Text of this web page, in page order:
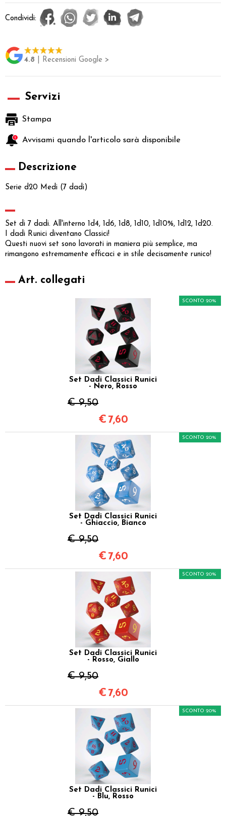
Condividi:
4.8 | Recensioni Google >
Servizi
Stampa
Avvisami quando l'articolo sarà disponibile
Descrizione
Serie d20 Medi (7 dadi)
Set di 7 dadi. All'interno 1d4, 1d6, 1d8, 1d10, 1d10%, 1d12, 1d20.
I dadi Runici diventano Classici!
Questi nuovi set sono lavorati in maniera più semplice, ma
rimangono estremamente efficaci e in stile decisamente runico!
Art. collegati
Set Dadi Classici Runici
- Nero, Rosso
€ 9,50
SCONTO 20%
€ 7,60
Set Dadi Classici Runici
- Ghiaccio, Bianco
€ 9,50
SCONTO 20%
€ 7,60
Set Dadi Classici Runici
- Rosso, Giallo
€ 9,50
SCONTO 20%
€ 7,60
Set Dadi Classici Runici
- Blu, Rosso
€ 9,50
SCONTO 20%